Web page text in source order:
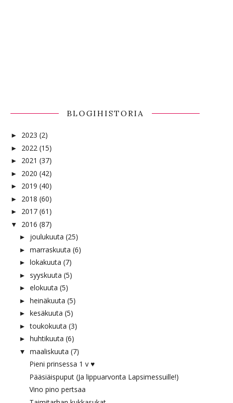
BLOGIHISTORIA
► 2023 (2)
► 2022 (15)
► 2021 (37)
► 2020 (42)
► 2019 (40)
► 2018 (60)
► 2017 (61)
▼ 2016 (87)
► joulukuuta (25)
► marraskuuta (6)
► lokakuuta (7)
► syyskuuta (5)
► elokuuta (5)
► heinäkuuta (5)
► kesäkuuta (5)
►toukokuuta (3)
► huhtikuuta (6)
▼ maaliskuuta (7)
Pieni prinsessa 1 v ♥
Pääsiäispuput (Ja lippuarvonta Lapsimessuille!)
Vino pino pertsaa